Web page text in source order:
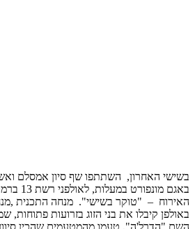
בשישי האחרון, השתתפו שף סיון אמסלם
באגם
האירוח – "טוקר בשישי". מנחה התכנית
באולפן קיבלו את בני הזוג בזרועות פתוחות,